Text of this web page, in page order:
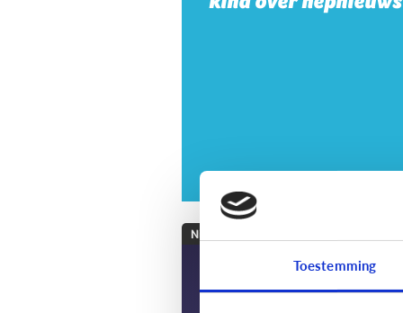
Toestemming
Nieuws en informatie
7 tips om met je kind
te praten over